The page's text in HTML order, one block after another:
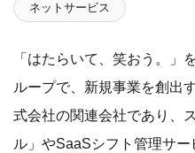
ネットサービス
「はたらいて、笑おう。」
ループで、新規事業を創出
式会社の関連会社であり、
ル」やSaaSシフト管理サ